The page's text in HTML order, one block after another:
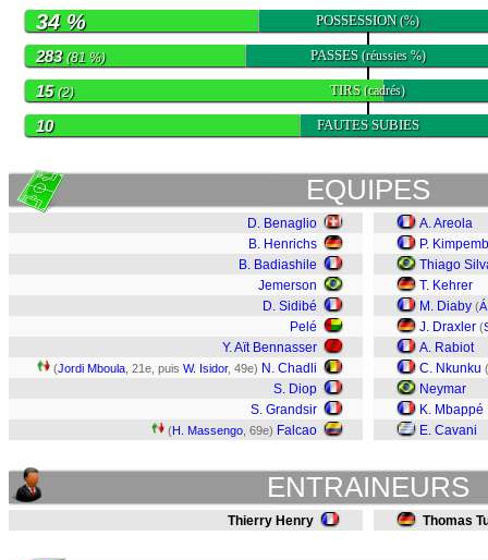
POSSESSION(%)
34 %
PASSES(réussies %)
283(81 %)
TIRS(cadrés)
15(2)
FAUTES SUBIES
10
EQUIPES
D. Benaglio
B. Henrichs
B. Badiashile
Jemerson
D. Sidibé
Pelé
Y. Aït Bennasser
(Jordi Mboula , 21e, puis W. Isidor, 49e) N. Chadli
S. Diop
S. Grandsir
(H. Massengo , 69e) Falcao
A. Areola
P.
Thiago
T. Kehrer
M. Diaby (
J. Draxler (
A. Rabiot
C. Nkunku (
Neymar
K. Mbappé
E. Cavani
ENTRAINEURS
Thierry Henry Thomas